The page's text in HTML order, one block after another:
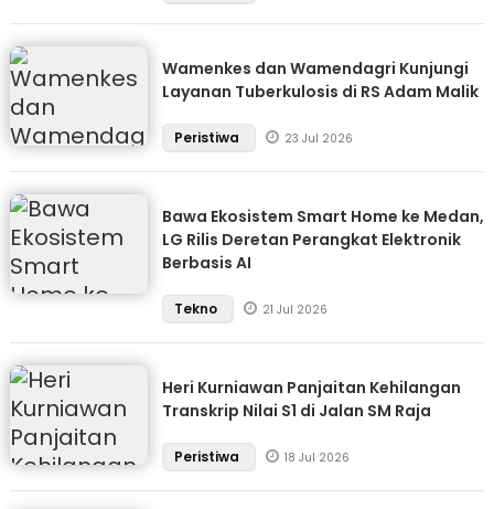
Wamenkes dan Wamendagri Kunjungi
Layanan Tuberkulosis di RS Adam Malik
Peristiwa 23 Jul 2026
Bawa Ekosistem Smart Home ke Medan,
LG Rilis Deretan Perangkat Elektronik
Berbasis AI
Tekno 21 Jul 2026
Heri Kurniawan Panjaitan Kehilangan
Transkrip Nilai S1 di Jalan SM Raja
Peristiwa 18 Jul 2026